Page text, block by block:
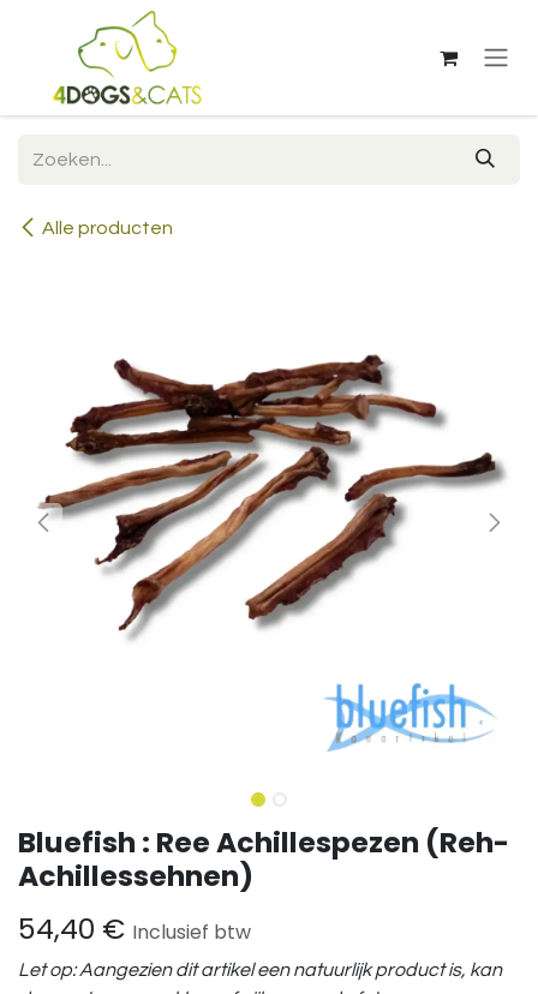
Overslaan naar inhoud
Alle producten
Bluefish : Ree Achillespezen (Reh-
Achillessehnen)
54,40 € Inclusief btw
Let op: Aangezien dit artikel een natuurlijk product is, kan